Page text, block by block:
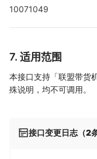
10071049
7. 适用范围
本接口支持「联盟带货
殊说明，均不可调用。
接口变更日志（2条